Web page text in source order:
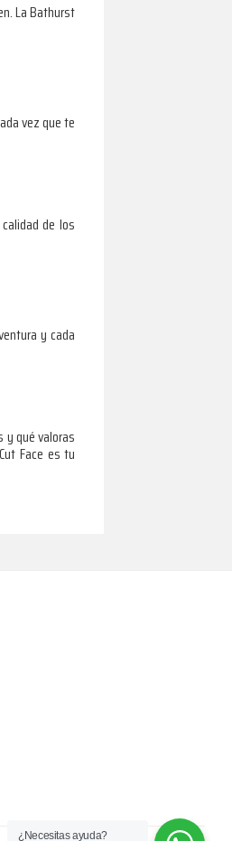
La Bathurst
vez que te
de los
y cada
y qué valoras
Face es tu
¿Necesitas ayuda?